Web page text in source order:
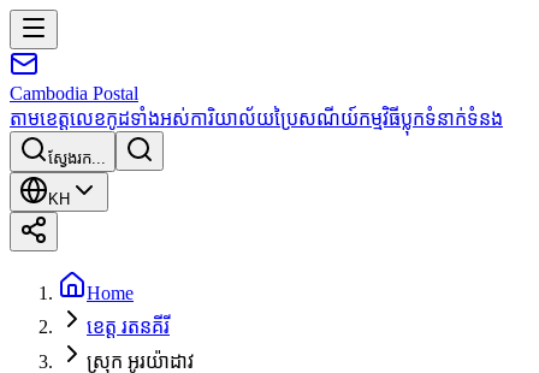
Cambodia Postal
តាមខេត្តលេខកូដទាំងអស់ការិយាល័យប្រៃសណីយ៍កម្មវិធីប្លុកទំនាក់ទំនង
ស្វែងរក...
KH
Home
ខេត្ត រតនគីរី
ស្រុក អូរយ៉ាដាវ